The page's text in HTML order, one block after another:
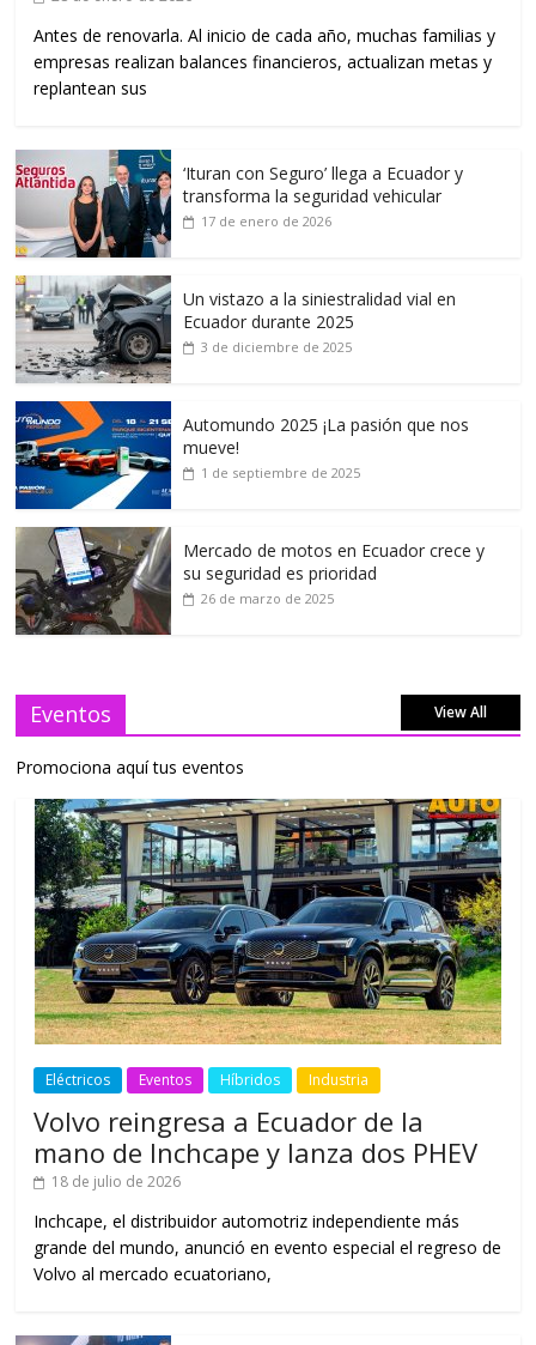
Antes de renovarla. Al inicio de cada año, muchas familias y
empresas realizan balances financieros, actualizan metas y
replantean sus
‘Ituran con Seguro’ llega a Ecuador y
transforma la seguridad vehicular
17 de enero de 2026
Un vistazo a la siniestralidad vial en
Ecuador durante 2025
3 de diciembre de 2025
Automundo 2025 ¡La pasión que nos
mueve!
1 de septiembre de 2025
Mercado de motos en Ecuador crece y
su seguridad es prioridad
26 de marzo de 2025
Eventos View All
Promociona aquí tus eventos
Eléctricos Eventos Híbridos Industria
Volvo reingresa a Ecuador de la
mano de Inchcape y lanza dos PHEV
18 de julio de 2026
Inchcape, el distribuidor automotriz independiente más
grande del mundo, anunció en evento especial el regreso de
Volvo al mercado ecuatoriano,